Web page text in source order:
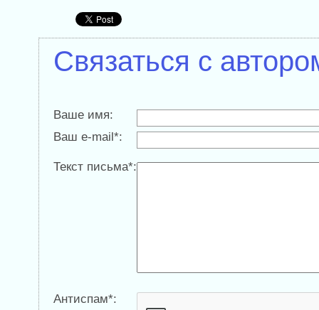
Связаться с
Ваше имя:
Ваш e-mail*:
Текст письма*:
Антиспам*: